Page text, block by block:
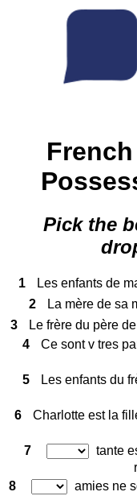
Pick the
1 Les enfants de
2
La mère de sa
3
Le frère du père
4
Ce sont v tres
5
Les enfants du
6
Charlotte est la
7
tante
8
amies ne